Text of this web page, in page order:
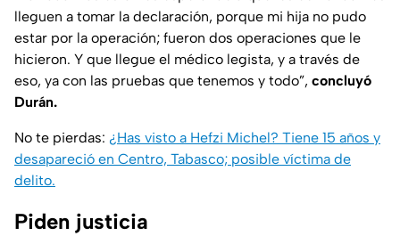
lleguen a tomar la declaración, porque mi hija no pudo
estar por la operación; fueron dos operaciones que le
hicieron. Y que llegue el médico legista, y a través de
eso, ya con las pruebas que tenemos y todo”, concluyó
Durán.
No te pierdas: ¿Has visto a Hefzi Michel? Tiene 15 años y
desapareció en Centro, Tabasco; posible víctima de
delito.
Piden justicia